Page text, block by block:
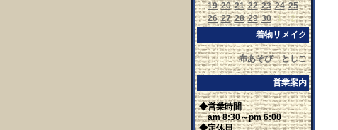
19 20 21 22 23 24 25
26 27 28 29 30 1
2
着物リメイク
布あそび としこ
営業案内
◆営業時間
am 8:30～pm 6:00
◆定休日